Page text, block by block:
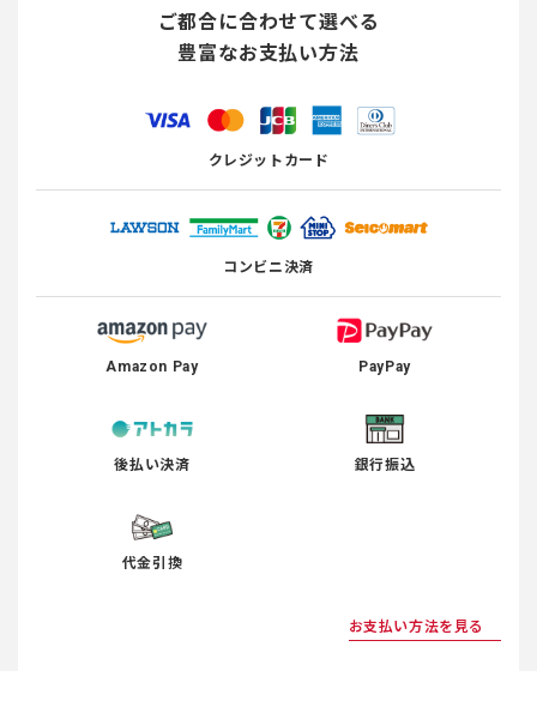
ご都合に合わせて選べる
豊富なお支払い方法
クレジットカード
コンビニ決済
Amazon Pay PayPay
後払い決済 銀行振込
代金引換
お支払い方法を見る